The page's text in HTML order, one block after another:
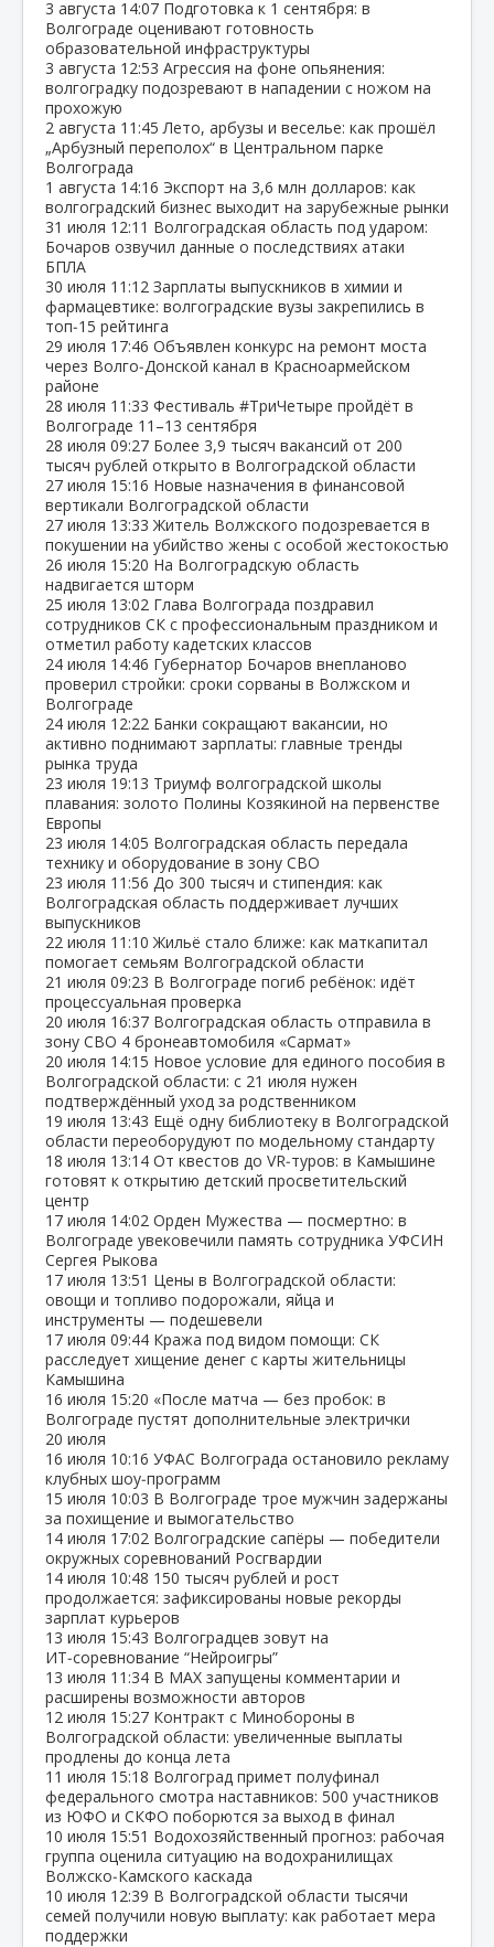
3 августа 14:07 Подготовка к 1 сентября: в
Волгограде оценивают готовность
образовательной инфраструктуры
3 августа 12:53 Агрессия на фоне опьянения:
волгоградку подозревают в нападении с ножом на
прохожую
2 августа 11:45 Лето, арбузы и веселье: как прошёл
„Арбузный переполох“ в Центральном парке
Волгограда
1 августа 14:16 Экспорт на 3,6 млн долларов: как
волгоградский бизнес выходит на зарубежные рынки
31 июля 12:11 Волгоградская область под ударом:
Бочаров озвучил данные о последствиях атаки
БПЛА
30 июля 11:12 Зарплаты выпускников в химии и
фармацевтике: волгоградские вузы закрепились в
топ‑15 рейтинга
29 июля 17:46 Объявлен конкурс на ремонт моста
через Волго‑Донской канал в Красноармейском
районе
28 июля 11:33 Фестиваль #ТриЧетыре пройдёт в
Волгограде 11–13 сентября
28 июля 09:27 Более 3,9 тысяч вакансий от 200
тысяч рублей открыто в Волгоградской области
27 июля 15:16 Новые назначения в финансовой
вертикали Волгоградской области
27 июля 13:33 Житель Волжского подозревается в
покушении на убийство жены с особой жестокостью
26 июля 15:20 На Волгоградскую область
надвигается шторм
25 июля 13:02 Глава Волгограда поздравил
сотрудников СК с профессиональным праздником и
отметил работу кадетских классов
24 июля 14:46 Губернатор Бочаров внепланово
проверил стройки: сроки сорваны в Волжском и
Волгограде
24 июля 12:22 Банки сокращают вакансии, но
активно поднимают зарплаты: главные тренды
рынка труда
23 июля 19:13 Триумф волгоградской школы
плавания: золото Полины Козякиной на первенстве
Европы
23 июля 14:05 Волгоградская область передала
технику и оборудование в зону СВО
23 июля 11:56 До 300 тысяч и стипендия: как
Волгоградская область поддерживает лучших
выпускников
22 июля 11:10 Жильё стало ближе: как маткапитал
помогает семьям Волгоградской области
21 июля 09:23 В Волгограде погиб ребёнок: идёт
процессуальная проверка
20 июля 16:37 Волгоградская область отправила в
зону СВО 4 бронеавтомобиля «Сармат»
20 июля 14:15 Новое условие для единого пособия в
Волгоградской области: с 21 июля нужен
подтверждённый уход за родственником
19 июля 13:43 Ещё одну библиотеку в Волгоградской
области переоборудуют по модельному стандарту
18 июля 13:14 От квестов до VR‑туров: в Камышине
готовят к открытию детский просветительский
центр
17 июля 14:02 Орден Мужества — посмертно: в
Волгограде увековечили память сотрудника УФСИН
Сергея Рыкова
17 июля 13:51 Цены в Волгоградской области:
овощи и топливо подорожали, яйца и
инструменты — подешевели
17 июля 09:44 Кража под видом помощи: СК
расследует хищение денег с карты жительницы
Камышина
16 июля 15:20 «После матча — без пробок: в
Волгограде пустят дополнительные электрички
20 июля
16 июля 10:16 УФАС Волгограда остановило рекламу
клубных шоу‑программ
15 июля 10:03 В Волгограде трое мужчин задержаны
за похищение и вымогательство
14 июля 17:02 Волгоградские сапёры — победители
окружных соревнований Росгвардии
14 июля 10:48 150 тысяч рублей и рост
продолжается: зафиксированы новые рекорды
зарплат курьеров
13 июля 15:43 Волгоградцев зовут на
ИТ‑соревнование “Нейроигры”
13 июля 11:34 В МАХ запущены комментарии и
расширены возможности авторов
12 июля 15:27 Контракт с Минобороны в
Волгоградской области: увеличенные выплаты
продлены до конца лета
11 июля 15:18 Волгоград примет полуфинал
федерального смотра наставников: 500 участников
из ЮФО и СКФО поборются за выход в финал
10 июля 15:51 Водохозяйственный прогноз: рабочая
группа оценила ситуацию на водохранилищах
Волжско‑Камского каскада
10 июля 12:39 В Волгоградской области тысячи
семей получили новую выплату: как работает мера
поддержки